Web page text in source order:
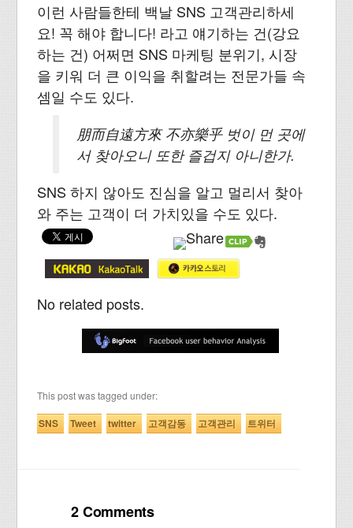
이런 사람들한테 백날 SNS 고객관리하세
요! 꼭 해야 합니다! 라고 얘기하는 건(강요
하는 건) 어쩌면 SNS 마케팅 분위기, 시장
을 키워 더 큰 이익을 취할려는 전문가들 속
셈일 수도 있다.
朋而自遠方來 不亦樂乎 벗이 먼 곳에
서 찾아오니 또한 즐겁지 아니한가.
SNS 하지 않아도 진심을 알고 멀리서 찾아
와 주는 고객이 더 가치있을 수도 있다.
No related posts.
This post was tagged under:
SNS Tweet twitter 고객감동 고객관리 트위터
2 Comments